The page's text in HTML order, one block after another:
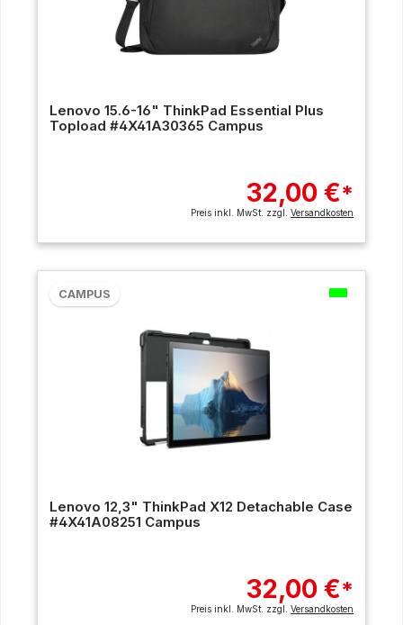
Lenovo 15.6-16" ThinkPad Essential Plus
Topload #4X41A30365 Campus
32,00 €*
Preis inkl. MwSt. zzgl.Versandkosten
CAMPUS
Lenovo 12,3" ThinkPad X12 Detachable Case
#4X41A08251 Campus
32,00 €*
Preis inkl. MwSt. zzgl.Versandkosten